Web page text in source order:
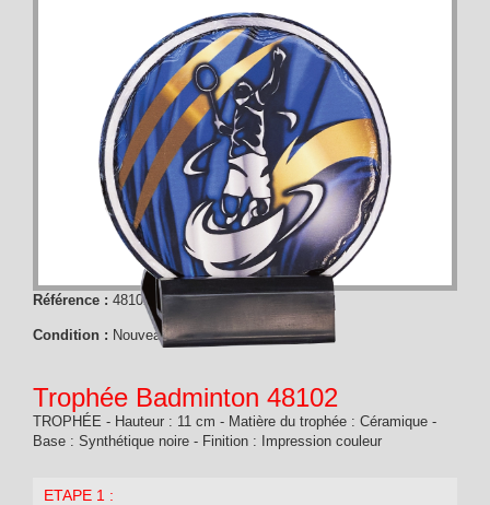
Référence : 48102
Condition : Nouveau produit
Trophée Badminton 48102
TROPHÉE - Hauteur : 11 cm - Matière du trophée : Céramique -
Base : Synthétique noire - Finition : Impression couleur
ETAPE 1 :